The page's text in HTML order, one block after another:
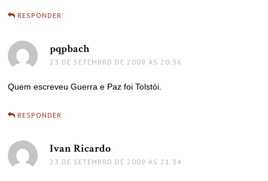
RESPONDER
pqpbachdisse:
23 DE SETEMBRO DE 2009 ÀS 20:36
Quem escreveu Guerra e Paz foi Tolstói.
RESPONDER
Ivan Ricardo
23 DE SETEMBRO DE 2009 ÀS 21:34